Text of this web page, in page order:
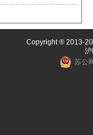
Copyright ® 2013-
苏公